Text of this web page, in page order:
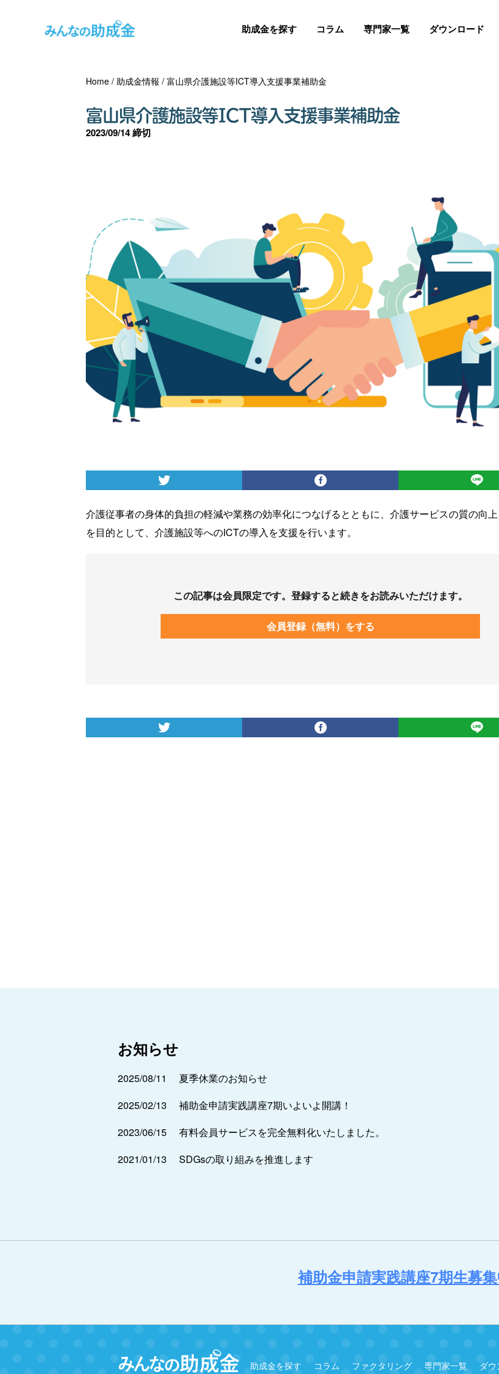
助成金を探す コラム 専門家一覧 ダウンロード
Home /助成金情報 /富山県介護施設等ICT導入支援事業補助金
富山県介護施設等ICT導入支援事業補助金
2023/09/14 締切
介護従事者の身体的負担の軽減や業務の効率化につなげるとともに、介護サービスの質の向
を目的として、介護施設等へのICTの導入を支援を行います。
この記事は会員限定です。登録すると続きをお読みいただけます。
会員登録（無料）をする
お知らせ
2025/08/11
夏季休業のお知らせ
2025/02/13
補助金申請実践講座7期いよいよ開講！
2023/06/15
有料会員サービスを完全無料化いたしました。
2021/01/13
SDGsの取り組みを推進します
補助金申請実践講座7期生募集
助成金を探す コラム ファクタリング 専門家一覧 ダ